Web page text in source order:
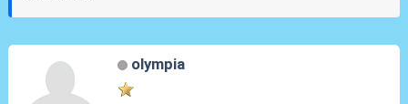
olympia